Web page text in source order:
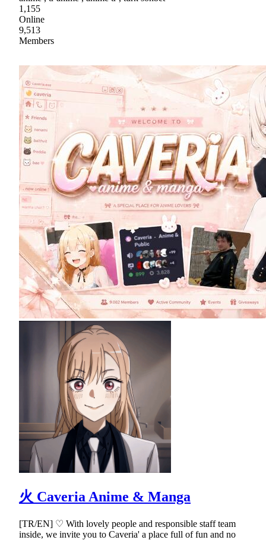
1,155
Online
9,513
Members
火 Caveria Anime & Manga
[TR/EN] ♡ With lovely people and responsible staff team
inside, we invite you to Caveria' a place full of fun and no